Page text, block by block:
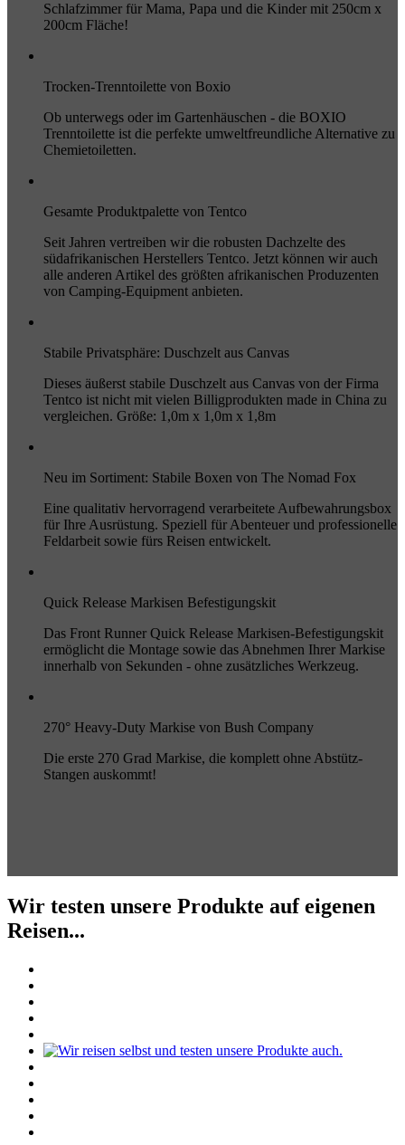
Schlafzimmer für Mama, Papa und die Kinder mit 250cm x
200cm Fläche!
Trocken-Trenntoilette von Boxio
Ob unterwegs oder im Gartenhäuschen - die BOXIO
Trenntoilette ist die perfekte umweltfreundliche Alternative zu
Chemietoiletten.
Gesamte Produktpalette von Tentco
Seit Jahren vertreiben wir die robusten Dachzelte des
südafrikanischen Herstellers Tentco. Jetzt können wir auch
alle anderen Artikel des größten afrikanischen Produzenten
von Camping-Equipment anbieten.
Stabile Privatsphäre: Duschzelt aus Canvas
Dieses äußerst stabile Duschzelt aus Canvas von der Firma
Tentco ist nicht mit vielen Billigprodukten made in China zu
vergleichen. Größe: 1,0m x 1,0m x 1,8m
Neu im Sortiment: Stabile Boxen von The Nomad Fox
Eine qualitativ hervorragend verarbeitete Aufbewahrungsbox
für Ihre Ausrüstung. Speziell für Abenteuer und professionelle
Feldarbeit sowie fürs Reisen entwickelt.
Quick Release Markisen Befestigungskit
Das Front Runner Quick Release Markisen-Befestigungskit
ermöglicht die Montage sowie das Abnehmen Ihrer Markise
innerhalb von Sekunden - ohne zusätzliches Werkzeug.
270° Heavy-Duty Markise von Bush Company
Die erste 270 Grad Markise, die komplett ohne Abstütz-
Stangen auskommt!
Wir testen unsere Produkte auf eigenen
Reisen...